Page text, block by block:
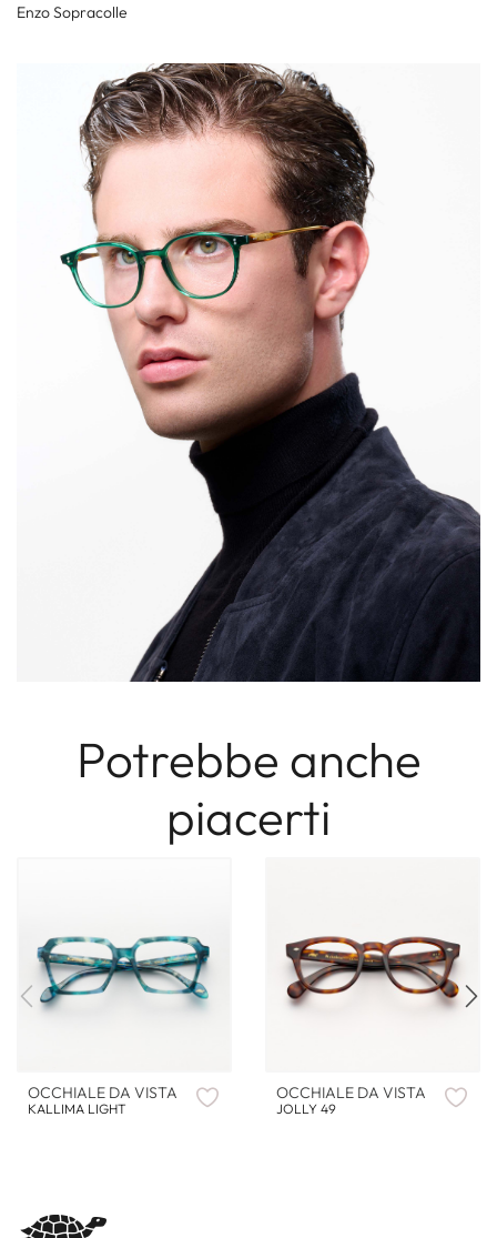
Enzo Sopracolle
Potrebbe anche
piacerti
OCCHIALE DA VISTA
KALLIMA LIGHT
OCCHIALE DA VISTA
JOLLY 49